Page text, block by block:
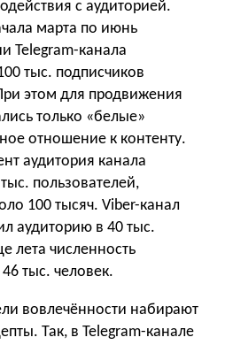
с аудиторией.
марта по июнь
Telegram-канала
тыс. подписчиков
этом для продвижения
только «белые»
отношение к контенту.
аудитория канала
пользователей,
100 тысяч. Viber-канал
аудиторию в 40 тыс.
лета численность
тыс. человек.
вовлечённости набирают
Так, в Telegram-канале